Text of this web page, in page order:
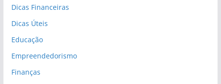
Dicas Financeiras
Dicas Úteis
Educação
Empreendedorismo
Finanças